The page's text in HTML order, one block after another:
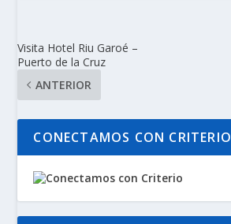
Visita Hotel Riu Garoé –
Puerto de la Cruz
ANTERIOR
CONECTAMOS CON CRITERIO